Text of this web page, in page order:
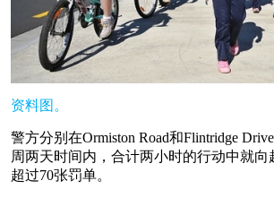
资料图。
警方分别在Ormiston Road和Flintridge
周两天时间内，合计两小时的行动中就向
超过70张罚单。